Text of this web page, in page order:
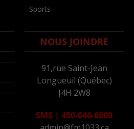
- Sports
NOUS JOINDRE
91,rue Saint-Jean
Longueuil (Québec)
J4H 2W8
SMS | 450-646-6800